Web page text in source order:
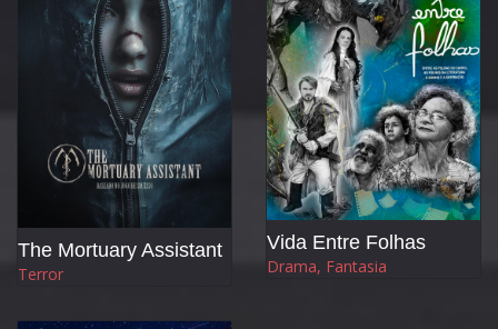
The Mortuary Assistant
Terror
Vida Entre Folhas
Drama, Fantasia